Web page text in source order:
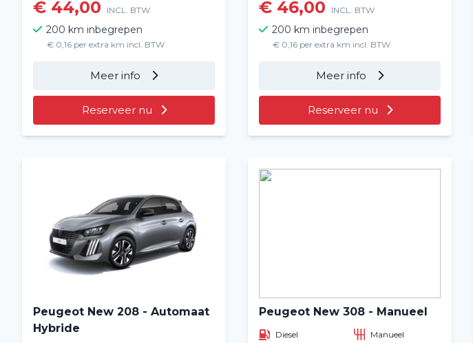
€ 44,00 INCL. BTW
200 km inbegrepen
€ 0,16 per extra km incl. BTW
Meer info
Reserveer nu
€ 46,00 INCL. BTW
200 km inbegrepen
€ 0,16 per extra km incl. BTW
Meer info
Reserveer nu
Peugeot New 208 - Automaat
Hybride
Peugeot New 308 - Manueel
Diesel
Manueel